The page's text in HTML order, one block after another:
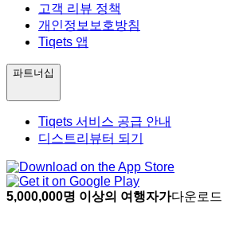
고객 리뷰 정책
개인정보보호방침
Tiqets 앱
파트너십
Tiqets 서비스 공급 안내
디스트리뷰터 되기
5,000,000명 이상의 여행자가다운로드